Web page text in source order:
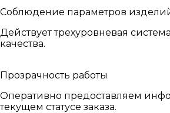
Соблюдение параметров
Действует трехуровневая
качества.
Прозрачность работы
Оперативно предоставляем
текущем статусе заказа.